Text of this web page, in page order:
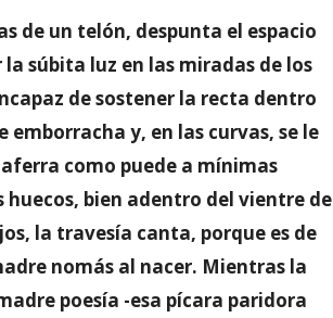
de un telón, despunta el espacio
súbita luz en las miradas de los
de sostener la recta dentro
emborracha y, en las curvas, se le
como puede a mínimas
huecos, bien adentro del vientre de
la travesía canta, porque es de
nomás al nacer. Mientras la
poesía -esa pícara paridora